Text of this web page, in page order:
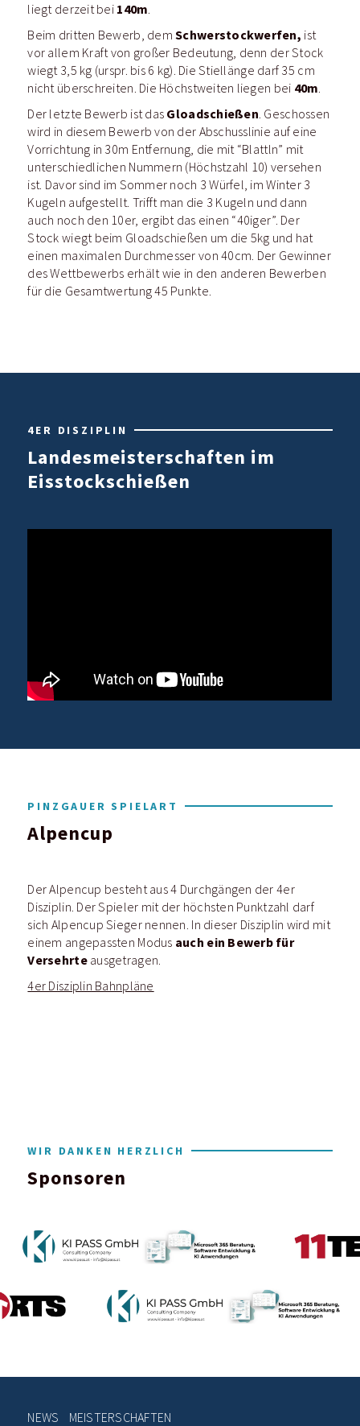
liegt derzeit bei 140m.
Beim dritten Bewerb, demSchwerstockwerfen, ist
vor allem Kraft von großer Bedeutung, denn der Stock
wiegt 3,5 kg (urspr. bis 6 kg). Die Stiellänge darf 35 cm
nicht überschreiten. Die Höchstweiten liegen bei 40m.
Der letzte Bewerb ist das Gloadschießen. Geschossen
wird in diesem Bewerb von der Abschusslinie auf eine
Vorrichtung in 30m Entfernung, die mit “Blattln” mit
unterschiedlichen Nummern (Höchstzahl 10) versehen
ist. Davor sind im Sommer noch 3 Würfel, im Winter 3
Kugeln aufgestellt. Trifft man die 3 Kugeln und dann
auch noch den 10er, ergibt das einen “40iger”. Der
Stock wiegt beim Gloadschießen um die 5kg und hat
einen maximalen Durchmesser von 40cm. Der Gewinner
des Wettbewerbs erhält wie in den anderen Bewerben
für die Gesamtwertung 45 Punkte.
4ER DISZIPLIN
Landesmeisterschaften im
Eisstockschießen
PINZGAUER SPIELART
Alpencup
Der Alpencup besteht aus 4 Durchgängen der 4er
Disziplin. Der Spieler mit der höchsten Punktzahl darf
sich Alpencup Sieger nennen. In dieser Disziplin wird mit
einem angepassten Modus auch ein Bewerb für
Versehrteausgetragen.
4er Disziplin Bahnpläne
WIR DANKEN HERZLICH
Sponsoren
NEWS MEISTERSCHAFTEN